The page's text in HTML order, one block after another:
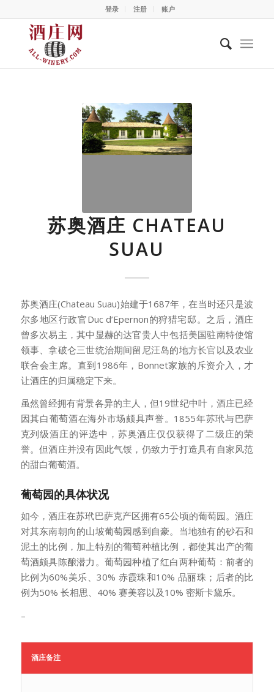
登录 注册 账户
苏奥酒庄 CHATEAU
SUAU
苏奥酒庄(Chateau Suau)始建于1687年，在当时还只是波
尔多地区行政官Duc d’Epernon的狩猎宅邸。之后，酒庄
曾多次易主，其中显赫的达官贵人中包括美国驻南特使馆
领事、拿破仑三世统治期间留尼汪岛的地方长官以及农业
联合会主席。直到1986年，Bonnet家族的斥资介入，才
让酒庄的归属稳定下来。
虽然曾经拥有背景各异的主人，但19世纪中叶，酒庄已经
因其白葡萄酒在海外市场颇具声誉。1855年苏玳与巴萨
克列级酒庄的评选中，苏奥酒庄仅仅获得了二级庄的荣
誉。但酒庄并没有因此气馁，仍致力于打造具有自家风范
的甜白葡萄酒。
葡萄园的具体状况
如今，酒庄在苏玳巴萨克产区拥有65公顷的葡萄园。酒庄
对其东南朝向的山坡葡萄园感到自豪。当地独有的砂石和
泥土的比例，加上特别的葡萄种植比例，都使其出产的葡
萄酒颇具陈酿潜力。葡萄园种植了红白两种葡萄：前者的
比例为60%美乐、30% 赤霞珠和10% 品丽珠；后者的比
例为50% 长相思、40% 赛美容以及10% 密斯卡黛乐。
–
酒庄备注